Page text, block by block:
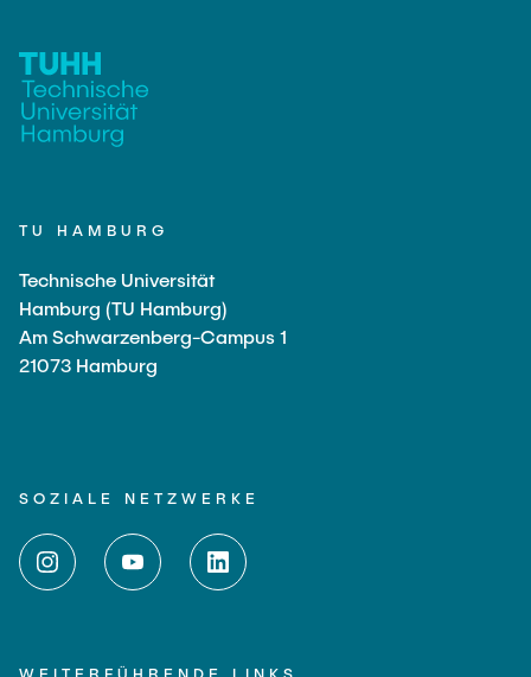
TU HAMBURG
Technische Universität
Hamburg (TU Hamburg)
Am Schwarzenberg-Campus 1
21073 Hamburg
SOZIALE NETZWERKE